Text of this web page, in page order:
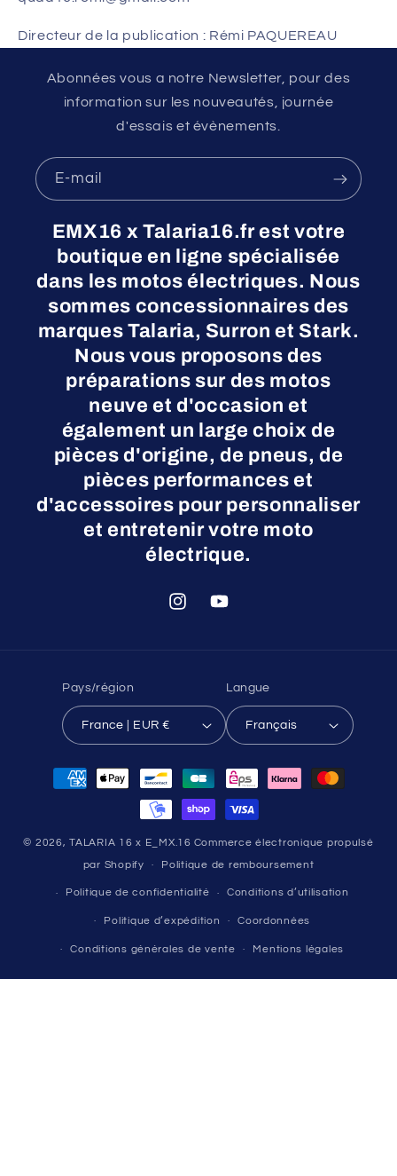
Directeur de la publication : Rémi PAQUEREAU
Abonnées vous a notre Newsletter, pour des
information sur les nouveautés, journée
d'essais et évènements.
E-mail
EMX16 x Talaria16.fr est votre
boutique en ligne spécialisée
dans les motos électriques. Nous
sommes concessionnaires des
marques Talaria, Surron et Stark.
Nous vous proposons des
préparations sur des motos
neuve et d'occasion et
également un large choix de
pièces d'origine, de pneus, de
pièces performances et
d'accessoires pour personnaliser
et entretenir votre moto
électrique.
InstagramYouTube
Pays/région
France | EUR €
Langue
Français
Moyens
© 2026,TALARIA 16 x E_MX.16 Commerce électronique propulsé
par Shopify Politique de remboursement
Politique de confidentialité Conditions d’utilisation
Politique d’expédition Coordonnées
Conditions générales de vente Mentions légales